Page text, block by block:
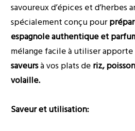
savoureux d’épices et d’herbes
spécialement conçu pour
espagnole authentique et
mélange facile à utiliser
saveursà vos plats deriz,
volaille.
Saveur et utilisation: